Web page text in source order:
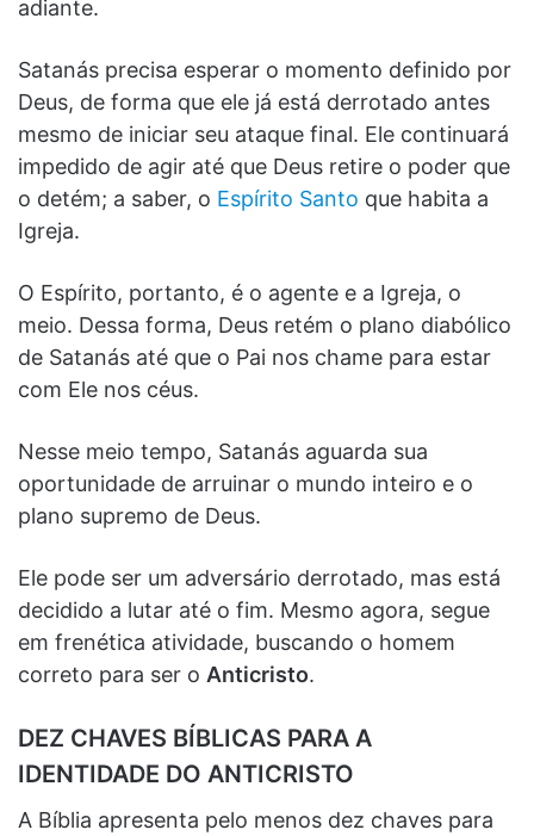
adiante.
Satanás precisa esperar o momento definido por
Deus, de forma que ele já está derrotado antes
mesmo de iniciar seu ataque final. Ele continuará
impedido de agir até que Deus retire o poder que
o detém; a saber, o Espírito Santo que habita a
Igreja.
O Espírito, portanto, é o agente e a Igreja, o
meio. Dessa forma, Deus retém o plano diabólico
de Satanás até que o Pai nos chame para estar
com Ele nos céus.
Nesse meio tempo, Satanás aguarda sua
oportunidade de arruinar o mundo inteiro e o
plano supremo de Deus.
Ele pode ser um adversário derrotado, mas está
decidido a lutar até o fim. Mesmo agora, segue
em frenética atividade, buscando o homem
correto para ser o Anticristo.
DEZ CHAVES BÍBLICAS PARA A
IDENTIDADE DO ANTICRISTO
A Bíblia apresenta pelo menos dez chaves para